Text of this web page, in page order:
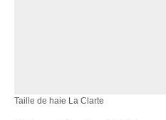
Taille de haie La Clarte